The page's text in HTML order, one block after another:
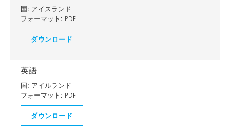
国: アイスランド
フォーマット: PDF
ダウンロード
英語
国: アイルランド
フォーマット: PDF
ダウンロード